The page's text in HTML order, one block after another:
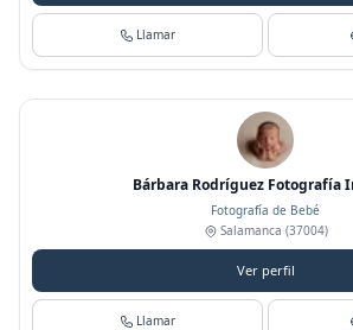
Llamar
Bárbara Rodríguez Fotografía
Fotografía de Bebé
Salamanca (37004)
Ver perfil
Llamar